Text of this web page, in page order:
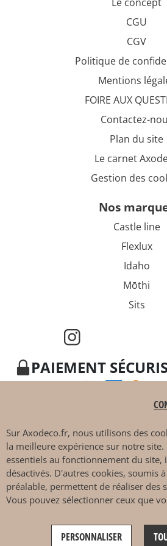
DÉCOUVRIR EN
CGU
CGV
Politique de
Mentions
FOIRE AUX
Contactez-
Plan du site
Le carnet
Gestion des
nos
Castle line
Flexlux
Idaho
Mōthi
Sits
PAIEMENT
Ce site est protégé par
Sur Axodeco.fr, nous utilisons des
la meilleure expérience sur notre
essentiels au fonctionnement du site,
désactivés. D'autres cookies, soumis
préalable, permettent de réaliser des
Vous pouvez sélectionner ceux que
PERSONNALISER